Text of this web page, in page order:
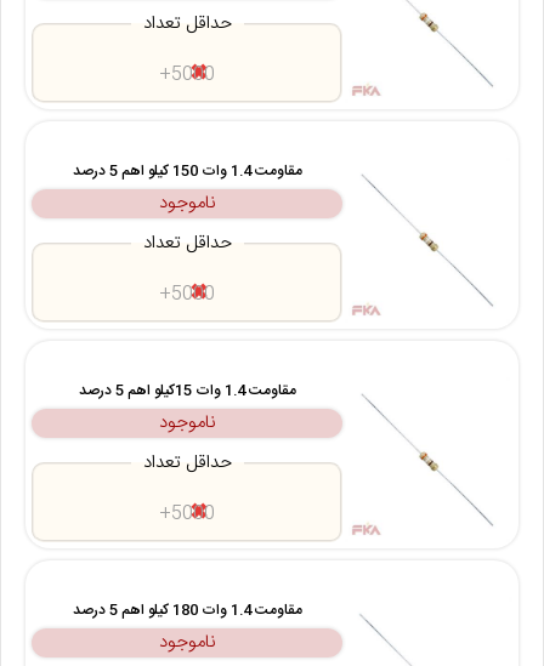
حداقل تعداد
5000+
مقاومت 1.4 وات 150 کیلو اهم 5 درصد
ناموجود
حداقل تعداد
5000+
مقاومت 1.4 وات 15کیلو اهم 5 درصد
ناموجود
حداقل تعداد
5000+
مقاومت 1.4 وات 180 کیلو اهم 5 درصد
ناموجود